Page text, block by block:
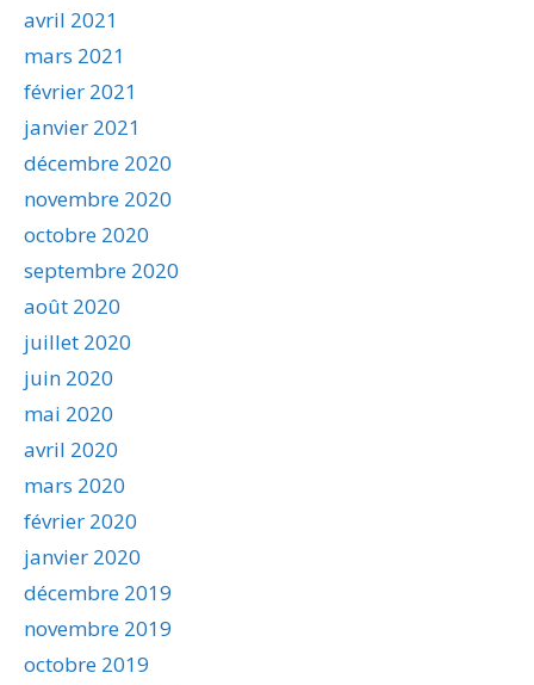
avril 2021
mars 2021
février 2021
janvier 2021
décembre 2020
novembre 2020
octobre 2020
septembre 2020
août 2020
juillet 2020
juin 2020
mai 2020
avril 2020
mars 2020
février 2020
janvier 2020
décembre 2019
novembre 2019
octobre 2019